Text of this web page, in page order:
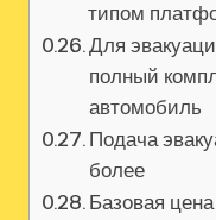
типом
Для
полный
автомобиль
Подача
более
Базовая